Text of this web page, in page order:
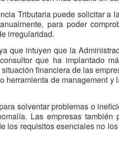
Tributaria puede solicitar a
para poder
irregularidad.
que intuyen que la
que ha implantado
financiera de las
de management y
solventar problemas o
Las empresas también
los requisitos esenciales no